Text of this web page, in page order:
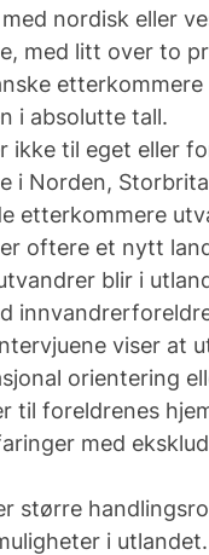
nordisk eller
med litt over to
i absolutte tall.
ikke til eget eller
i Norden,
etterkommere
oftere et nytt
blir i
viser at
orientering
til foreldrenes
med
større
i